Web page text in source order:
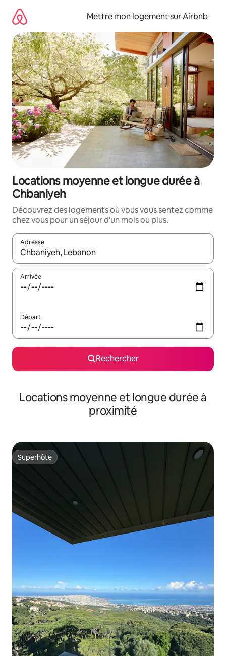
directement
contenu
Mettre mon logement sur Airbnb
Locations moyenne et longue durée à
Chbaniyeh
Découvrez des logements où vous vous sentez comme
chez vous pour un séjour d'un mois ou plus.
Adresse
Lorsque les résultats s'affichent, utilisez les flèches vers le
Arrivée
Départ
Rechercher
Locations moyenne et longue durée à
proximité
Superhôte
Superhôte